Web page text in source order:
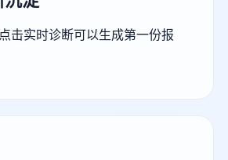
击实时诊断可以生成第一份报